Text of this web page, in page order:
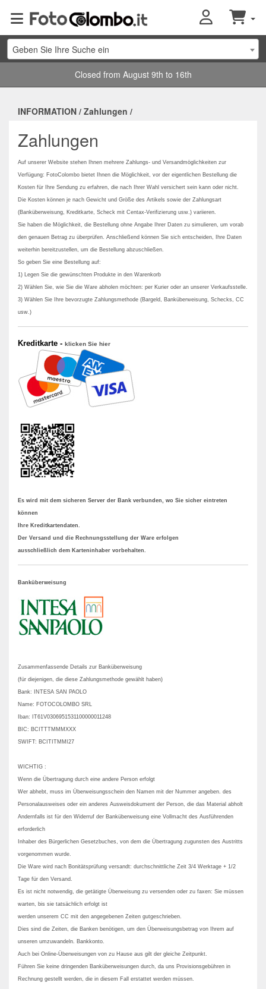
Geben Sie Ihre Suche ein
Closed from August 9th to 16th
INFORMATION / Zahlungen /
Zahlungen
Auf unserer Website stehen Ihnen mehrere Zahlungs- und Versandmöglichkeiten zur
Verfügung: FotoColombo bietet Ihnen die Möglichkeit, vor der eigentlichen Bestellung die
Kosten für Ihre Sendung zu erfahren, die nach Ihrer Wahl versichert sein kann oder nicht.
Die Kosten können je nach Gewicht und Größe des Artikels sowie der Zahlungsart
(Banküberweisung, Kreditkarte, Scheck mit Centax-Verifizierung usw.) variieren.
Sie haben die Möglichkeit, die Bestellung ohne Angabe Ihrer Daten zu simulieren, um vorab
den genauen Betrag zu überprüfen. Anschließend können Sie sich entscheiden, Ihre Daten
weiterhin bereitzustellen, um die Bestellung abzuschließen.
So geben Sie eine Bestellung auf:
1) Legen Sie die gewünschten Produkte in den Warenkorb
2) Wählen Sie, wie Sie die Ware abholen möchten: per Kurier oder an unserer Verkaufsstelle.
3) Wählen Sie Ihre bevorzugte Zahlungsmethode (Bargeld, Banküberweisung, Schecks, CC
usw.)
Kreditkarte - klicken Sie hier
Es wird mit dem sicheren Server der Bank verbunden, wo Sie sicher eintreten
können
Ihre Kreditkartendaten.
Der Versand und die Rechnungsstellung der Ware erfolgen
ausschließlich dem Karteninhaber vorbehalten.
Banküberweisung
Zusammenfassende Details zur Banküberweisung
(für diejenigen, die diese Zahlungsmethode gewählt haben)
Bank: INTESA SAN PAOLO
Name: FOTOCOLOMBO SRL
Iban: IT61V0306951531100000011248
BIC: BCITTTMMMXXX
SWIFT: BCITITMMI27
WICHTIG :
Wenn die Übertragung durch eine andere Person erfolgt
Wer abhebt, muss im Überweisungsschein den Namen mit der Nummer angeben. des
Personalausweises oder ein anderes Ausweisdokument der Person, die das Material abholt
Andernfalls ist für den Widerruf der Banküberweisung eine Vollmacht des Ausführenden
erforderlich
Inhaber des Bürgerlichen Gesetzbuches, von dem die Übertragung zugunsten des Austritts
vorgenommen wurde.
Die Ware wird nach Bonitätsprüfung versandt: durchschnittliche Zeit 3/4 Werktage + 1/2
Tage für den Versand.
Es ist nicht notwendig, die getätigte Überweisung zu versenden oder zu faxen: Sie müssen
warten, bis sie tatsächlich erfolgt ist
werden unserem CC mit den angegebenen Zeiten gutgeschrieben.
Dies sind die Zeiten, die Banken benötigen, um den Überweisungsbetrag von Ihrem auf
unseren umzuwandeln. Bankkonto.
Auch bei Online-Überweisungen von zu Hause aus gilt der gleiche Zeitpunkt.
Führen Sie keine dringenden Banküberweisungen durch, da uns Provisionsgebühren in
Rechnung gestellt werden, die in diesem Fall erstattet werden müssen.